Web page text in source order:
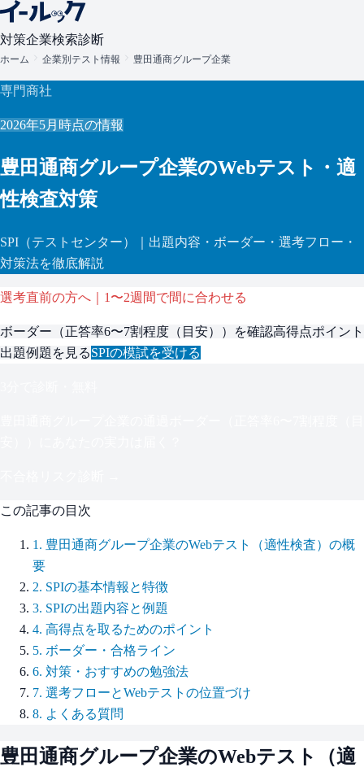
対策企業検索診断
ホーム 企業別テスト情報 豊田通商グループ企業
専門商社
2026年5月 時点の情報
豊田通商グループ企業のWebテスト・適
性検査対策
SPI （テストセンター）
｜出題内容・ボーダー・選考フロー・
対策法を徹底解説
選考直前の方へ｜1〜2週間で間に合わせる
ボーダー（正答率6〜7割程度（目安） ）を確認高得点ポイント
出題例題を見るSPIの模試を受ける
この記事の目次
1 . 豊田通商グループ企業のWebテスト（適性検査）の概
要
2. SPIの基本情報と特徴
3. SPIの出題内容と例題
4. 高得点を取るためのポイント
5. ボーダー・合格ライン
6. 対策・おすすめの勉強法
7. 選考フローとWebテストの位置づけ
8. よくある質問
豊田通商グループ企業のWebテスト（適